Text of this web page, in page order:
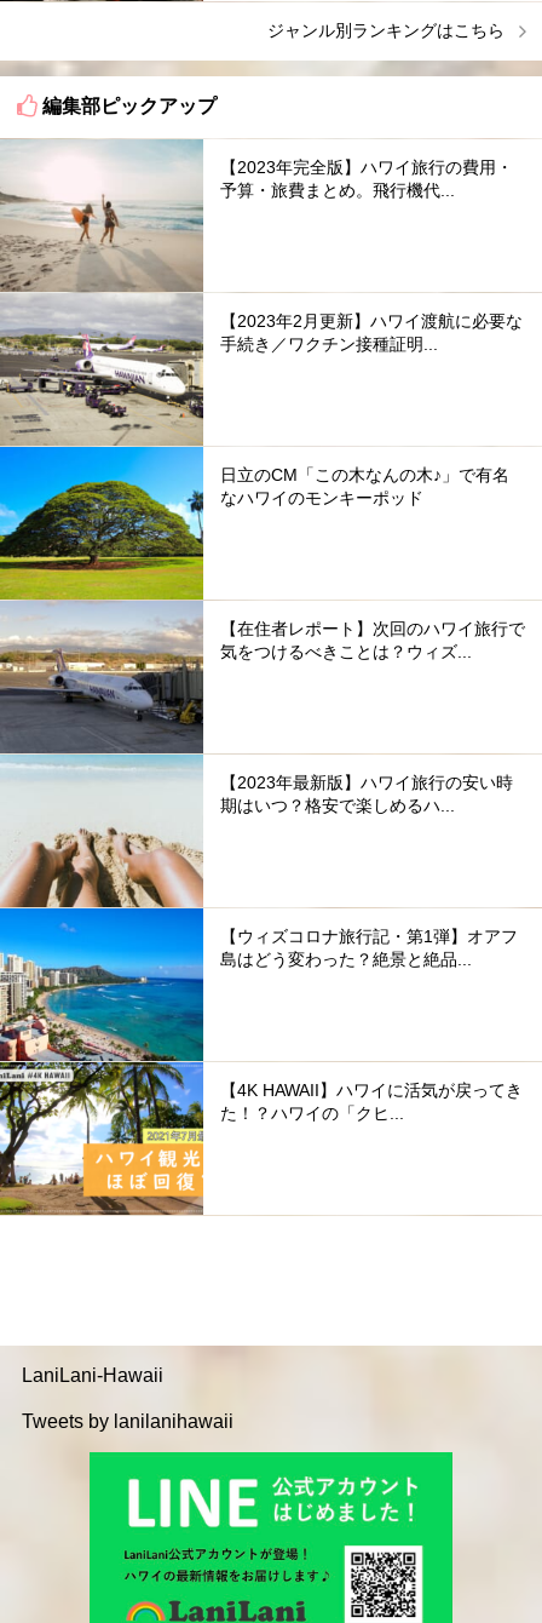
ジャンル別ランキングはこちら
編集部ピックアップ
【2023年完全版】ハワイ旅行の費用・
予算・旅費まとめ。飛行機代...
【2023年2月更新】ハワイ渡航に必要な
手続き／ワクチン接種証明...
日立のCM「この木なんの木♪」で有名
なハワイのモンキーポッド
【在住者レポート】次回のハワイ旅行で
気をつけるべきことは？ウィズ...
【2023年最新版】ハワイ旅行の安い時
期はいつ？格安で楽しめるハ...
【ウィズコロナ旅行記・第1弾】オアフ
島はどう変わった？絶景と絶品...
【4K HAWAII】ハワイに活気が戻ってき
た！？ハワイの「クヒ...
LaniLani-Hawaii
Tweets by lanilanihawaii